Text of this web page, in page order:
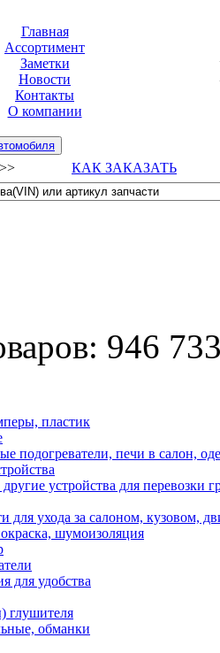
Главная
Ассортимент
Заметки
Новости
Контакты
О компании
>> КАК ЗАКАЗАТЬ
946
пластик
подогреватели, печи в салон,
устройства для перевозки
ухода за салоном, кузовом,
шумоизоляция
для удобства
глушителя
обманки